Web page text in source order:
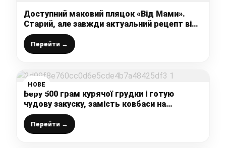
Доступний маковий пляцок «Від Мами».
Старий, але завжди актуальний рецепт від
української господині
Перейти →
НОВЕ
Беру 500 грам курячої грудки і готую
чудову закуску, замість ковбаси на
бутерброди і на свято – ділюся своїм
найкращим рецептом
Перейти →